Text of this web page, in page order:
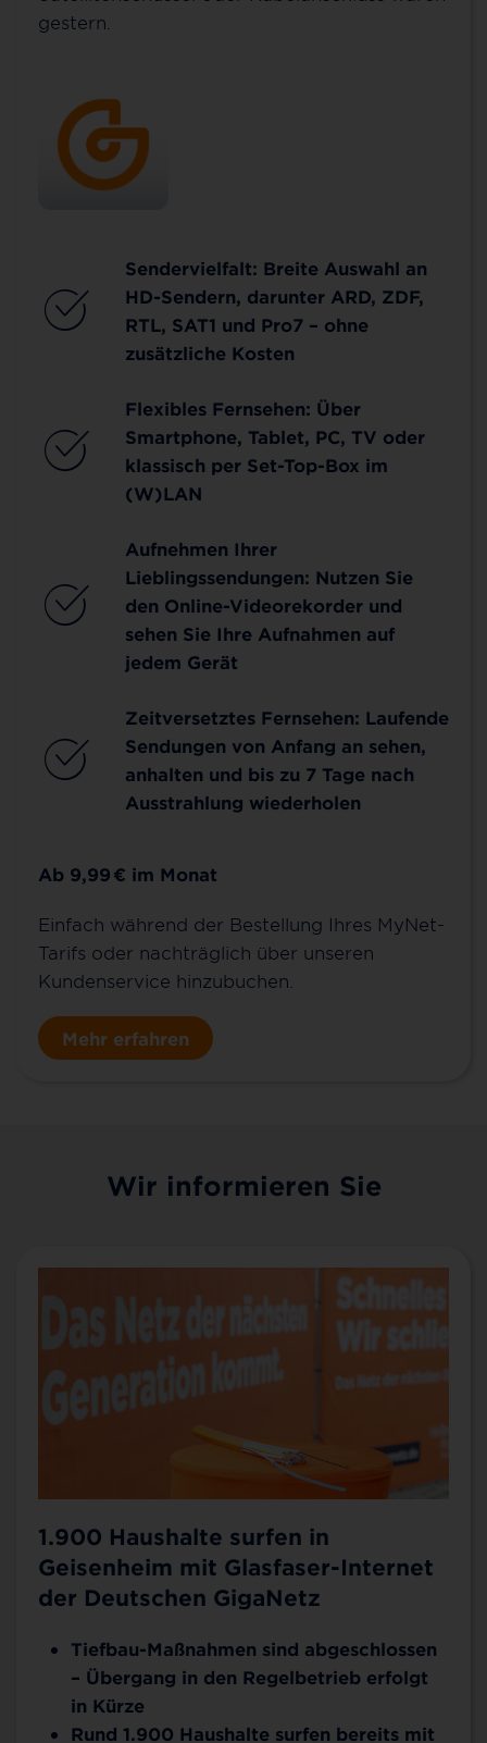
gestern.
Sendervielfalt: Breite Auswahl an
HD-Sendern, darunter ARD, ZDF,
RTL, SAT1 und Pro7 – ohne
zusätzliche Kosten
Flexibles Fernsehen: Über
Smartphone, Tablet, PC, TV oder
klassisch per Set-Top-Box im
(W)LAN
Aufnehmen Ihrer
Lieblingssendungen: Nutzen Sie
den Online-Videorekorder und
sehen Sie Ihre Aufnahmen auf
jedem Gerät
Zeitversetztes Fernsehen: Laufende
Sendungen von Anfang an sehen,
anhalten und bis zu 7 Tage nach
Ausstrahlung wiederholen
Ab 9,99 € im Monat
Einfach während der Bestellung Ihres MyNet-
Tarifs oder nachträglich über unseren
Kundenservice hinzubuchen.
Mehr erfahren
Wir informieren Sie
1.900 Haushalte surfen in
Geisenheim mit Glasfaser-Internet
der Deutschen GigaNetz
Tiefbau-Maßnahmen sind abgeschlossen
– Übergang in den Regelbetrieb erfolgt
in Kürze
Rund 1.900 Haushalte surfen bereits mit